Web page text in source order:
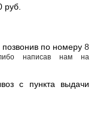
руб.
по номеру 8
написав нам на
с пункта выдачи